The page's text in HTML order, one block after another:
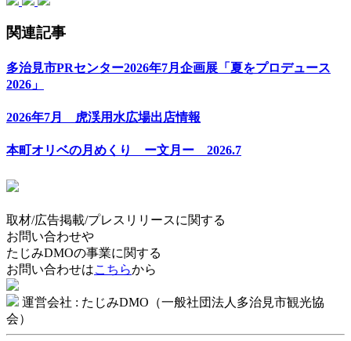
関連記事
多治見市PRセンター2026年7月企画展「夏をプロデュース
2026」
2026年7月 虎渓用水広場出店情報
本町オリベの月めくり ー文月ー 2026.7
取材/広告掲載/プレスリリースに関する
お問い合わせや
たじみDMOの事業に関する
お問い合わせはこちらから
運営会社 : たじみDMO（一般社団法人多治見市観光協
会）